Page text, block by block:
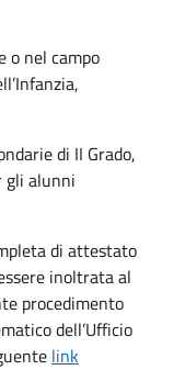
o nel campo
di II Grado,
gli alunni
di attestato
inoltrata al
procedimento
dell’Ufficio
link